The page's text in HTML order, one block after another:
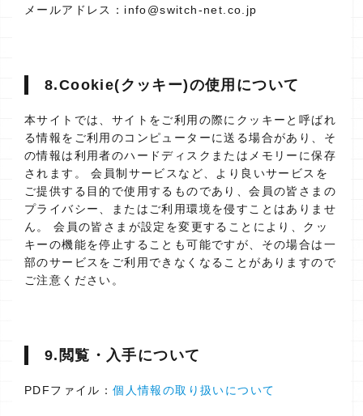
メールアドレス：info@switch-net.co.jp
8.Cookie(クッキー)の使用について
本サイトでは、サイトをご利用の際にクッキーと呼ばれ
る情報をご利用のコンピューターに送る場合があり、そ
の情報は利用者のハードディスクまたはメモリーに保存
されます。 会員制サービスなど、より良いサービスを
ご提供する目的で使用するものであり、会員の皆さまの
プライバシー、またはご利用環境を侵すことはありませ
ん。 会員の皆さまが設定を変更することにより、クッ
キーの機能を停止することも可能ですが、その場合は一
部のサービスをご利用できなくなることがありますので
ご注意ください。
9.閲覧・入手について
PDFファイル：個人情報の取り扱いについて